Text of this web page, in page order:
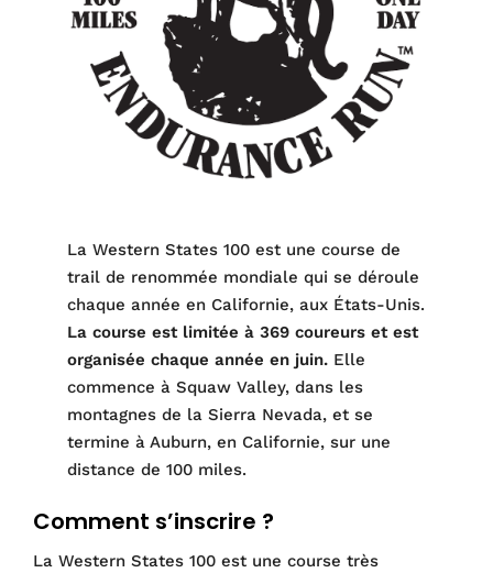
La Western States 100 est une course de
trail de renommée mondiale qui se déroule
chaque année en Californie, aux États-Unis.
La course est limitée à 369 coureurs et est
organisée chaque année en juin. Elle
commence à Squaw Valley, dans les
montagnes de la Sierra Nevada, et se
termine à Auburn, en Californie, sur une
distance de 100 miles.
Comment s’inscrire ?
La Western States 100 est une course très